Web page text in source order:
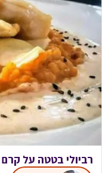
רביולי בטטה על